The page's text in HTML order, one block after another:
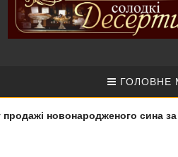
ГОЛОВНЕ
новонародженого сина за 20